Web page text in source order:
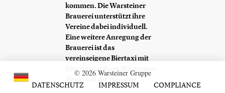
kommen. Die Warsteiner
Brauerei unterstützt ihre
Vereine dabei individuell.
Eine weitere Anregung der
Brauerei ist das
vereinseigene Biertaxi mit
frisch gezapftem Warsteiner
direkt vor die Haustür.
© 2026 Warsteiner Gruppe
DATENSCHUTZ
IMPRESSUM COMPLIANCE